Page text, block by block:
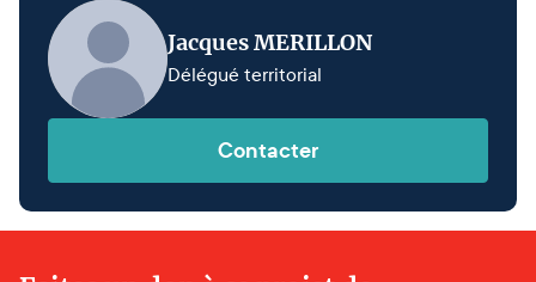
Jacques MERILLON
Délégué territorial
Contacter